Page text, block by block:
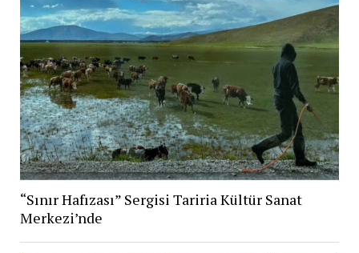
“Sınır Hafızası” Sergisi Tariria Kültür Sanat
Merkezi’nde